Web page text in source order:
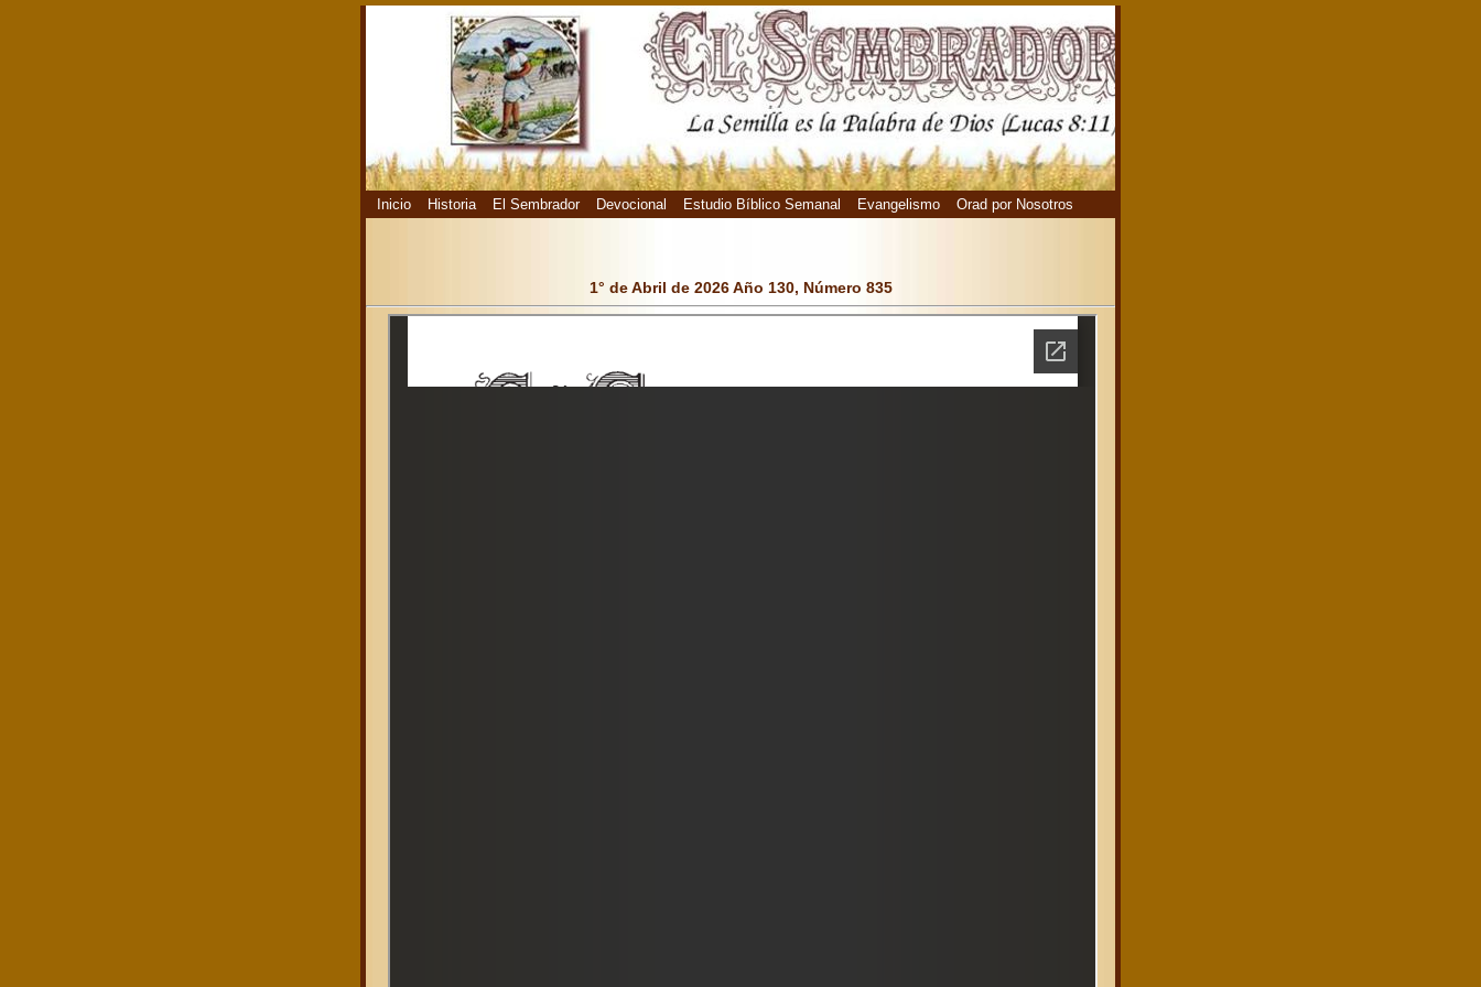
Inicio Historia El Sembrador Devocional Estudio Bíblico Semanal Evangelismo Orad por Nosotros
1° de Abril de 2026 Año 130, Número 835